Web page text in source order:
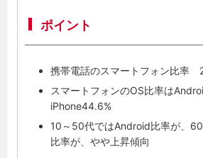
ポイント
携帯電話のスマートフォン比率
スマートフォンのOS比率は
iPhone44.6%
10～50代ではAndroid比率が、
比率が、やや上昇傾向